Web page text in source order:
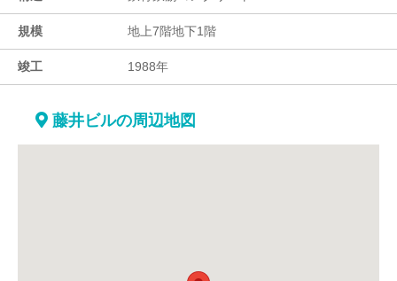
規模 地上7階地下1階
竣工 1988年
藤井ビルの周辺地図